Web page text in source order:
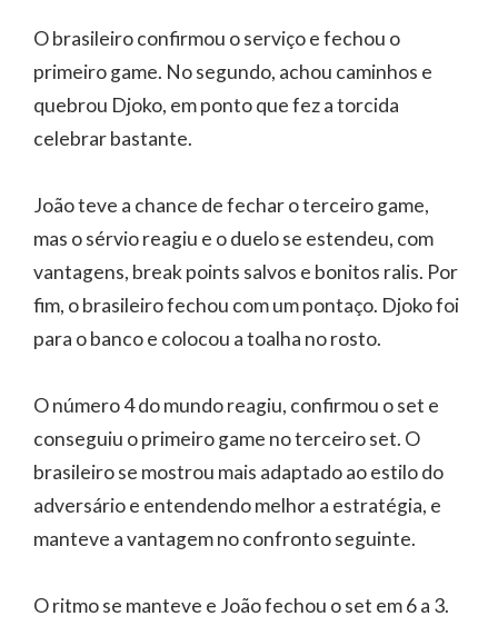
O brasileiro confirmou o serviço e fechou o
primeiro game. No segundo, achou caminhos e
quebrou Djoko, em ponto que fez a torcida
celebrar bastante.
João teve a chance de fechar o terceiro game,
mas o sérvio reagiu e o duelo se estendeu, com
vantagens, break points salvos e bonitos ralis. Por
fim, o brasileiro fechou com um pontaço. Djoko foi
para o banco e colocou a toalha no rosto.
O número 4 do mundo reagiu, confirmou o set e
conseguiu o primeiro game no terceiro set. O
brasileiro se mostrou mais adaptado ao estilo do
adversário e entendendo melhor a estratégia, e
manteve a vantagem no confronto seguinte.
O ritmo se manteve e João fechou o set em 6 a 3.